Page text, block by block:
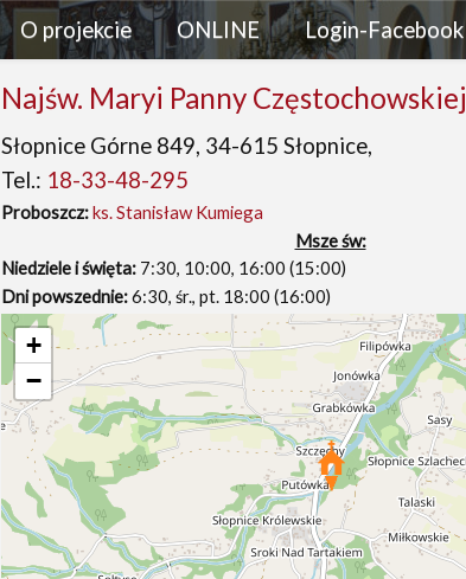
O projekcie ONLINE Login-Facebook
Najśw. Maryi Panny Częstochowskiej
Słopnice Górne 849, 34-615 Słopnice,
Tel.: 18-33-48-295
Proboszcz:ks. Stanisław Kumiega
Msze św:
Niedziele i święta: 7:30, 10:00, 16:00 (15:00)
Dni powszednie:6:30, śr., pt. 18:00 (16:00)
+
−